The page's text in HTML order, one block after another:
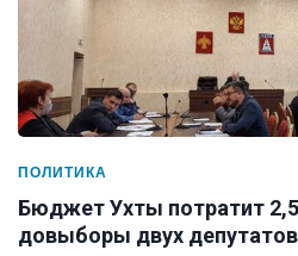
ПОЛИТИКА
Бюджет Ухты потратит
довыборы двух